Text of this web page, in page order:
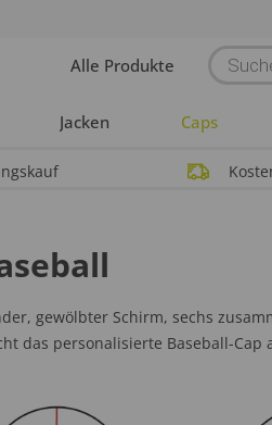
Alle Produkte search
Jacken Caps
gewölbter Schirm, sechs
das personalisierte Baseball-Cap